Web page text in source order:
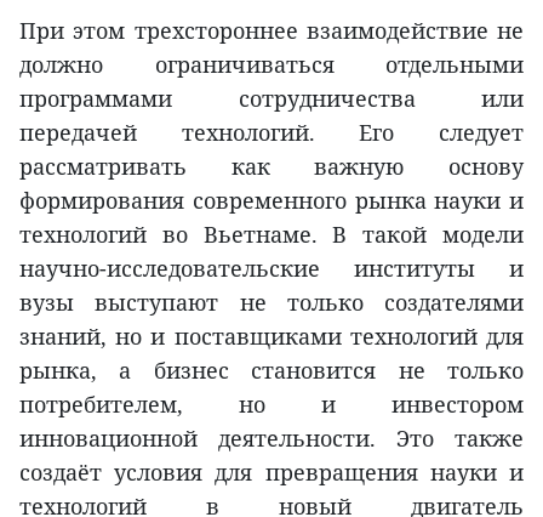
При этом трехстороннее взаимодействие не
должно ограничиваться отдельными
программами сотрудничества или
передачей технологий. Его следует
рассматривать как важную основу
формирования современного рынка науки и
технологий во Вьетнаме. В такой модели
научно-исследовательские институты и
вузы выступают не только создателями
знаний, но и поставщиками технологий для
рынка, а бизнес становится не только
потребителем, но и инвестором
инновационной деятельности. Это также
создаёт условия для превращения науки и
технологий в новый двигатель